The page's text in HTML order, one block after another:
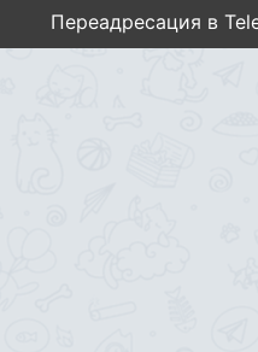
Переадресация в